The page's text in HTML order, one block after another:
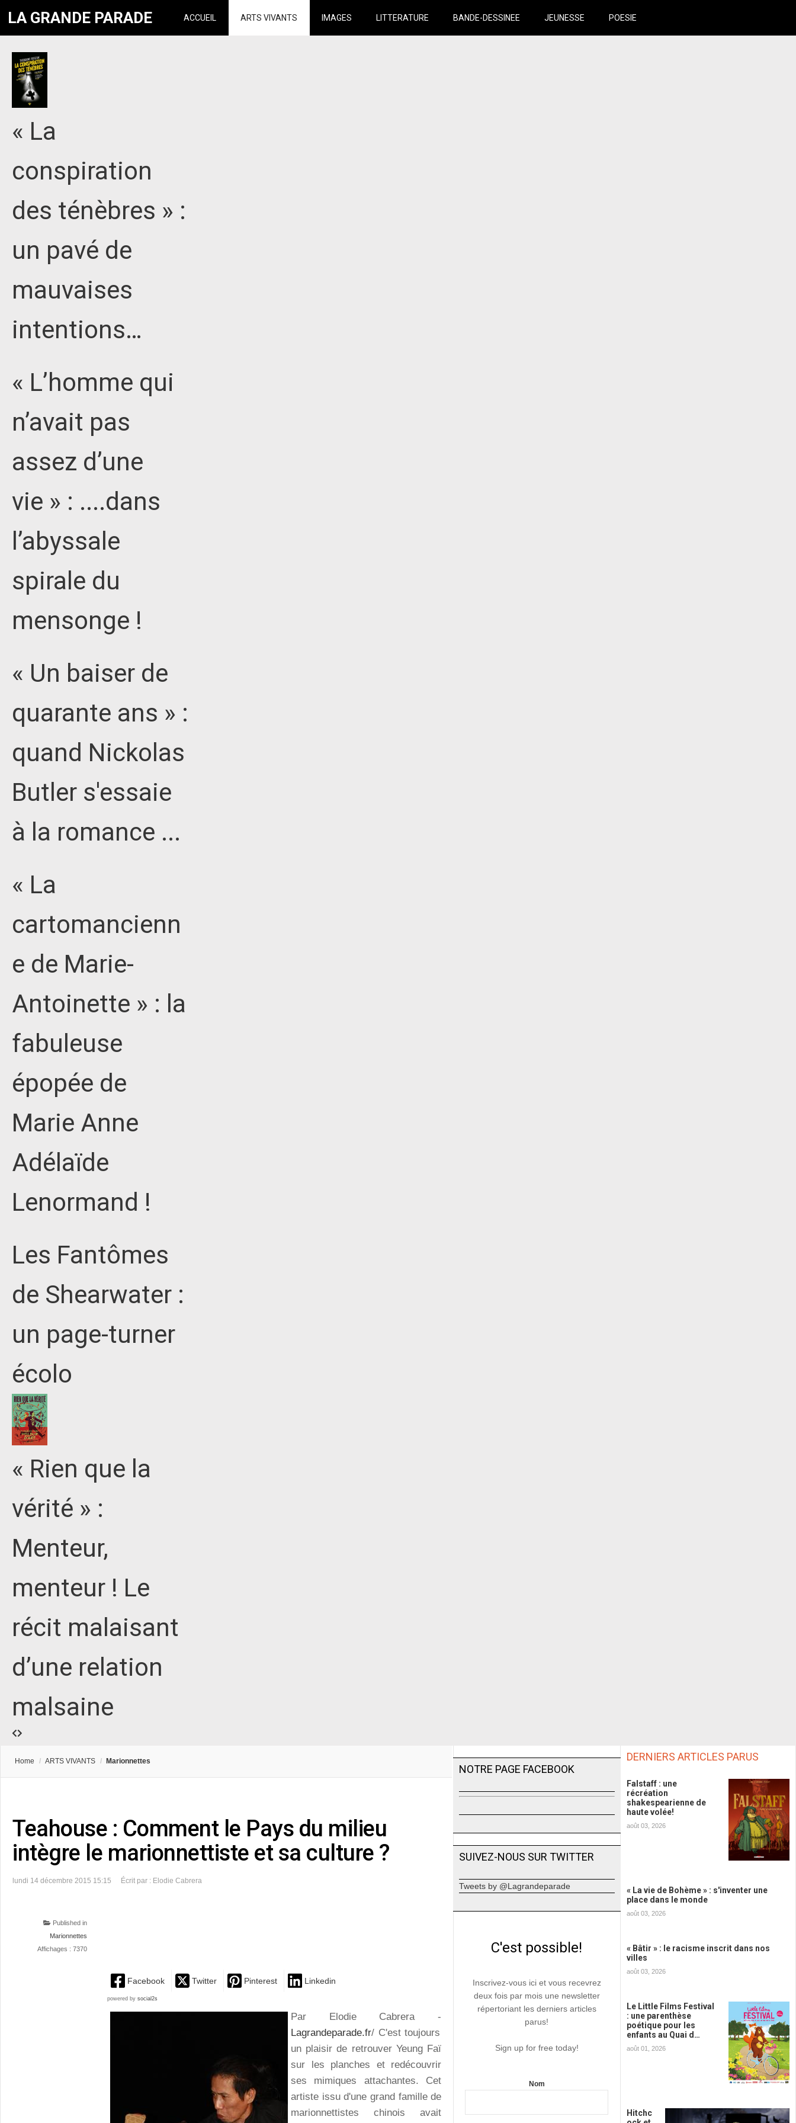
LA GRANDE PARADE ACCUEIL ARTS VIVANTS IMAGES LITTERATURE BANDE-DESSINEE JEUNESSE POESIE
« La
conspiration
des ténèbres » :
un pavé de
mauvaises
intentions…
« L’homme qui
n’avait pas
assez d’une
vie » : ....dans
l’abyssale
spirale du
mensonge !
« Un baiser de
quarante ans » :
quand Nickolas
Butler s'essaie
à la romance ...
« La
cartomancienn
e de Marie-
Antoinette » : la
fabuleuse
épopée de
Marie Anne
Adélaïde
Lenormand !
Les Fantômes
de Shearwater :
un page-turner
écolo
« Rien que la
vérité » :
Menteur,
menteur ! Le
récit malaisant
d’une relation
malsaine
Home / ARTS VIVANTS / Marionnettes
Teahouse : Comment le Pays du milieu
intègre le marionnettiste et sa culture ?
lundi 14 décembre 2015 15:15 Écrit par : Elodie Cabrera
Published in
Marionnettes
Affichages : 7370
Facebook Twitter Pinterest Linkedin
powered by social2s
Par Elodie Cabrera -
Lagrandeparade.fr/ C'est toujours
un plaisir de retrouver Yeung Faï
sur les planches et redécouvrir
ses mimiques attachantes. Cet
artiste issu d'une grand famille de
marionnettistes chinois avait
NOTRE PAGE FACEBOOK
SUIVEZ-NOUS SUR TWITTER
Tweets by @Lagrandeparade
C'est possible!
Inscrivez-vous ici et vous recevrez
deux fois par mois une newsletter
répertoriant les derniers articles
parus!
Sign up for free today!
Nom
DERNIERS ARTICLES PARUS
Falstaff : une
récréation
shakespearienne de
haute volée!
août 03, 2026
« La vie de Bohème » : s'inventer une
place dans le monde
août 03, 2026
« Bâtir » : le racisme inscrit dans nos
villes
août 03, 2026
Le Little Films Festival
: une parenthèse
poétique pour les
enfants au Quai d…
août 01, 2026
Hitchc